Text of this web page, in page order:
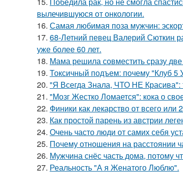
вылечившуюся от онкологии.
16. Самая любимая поза мужчин:
17. 68-Летний певец Валерий Сюткин
уже более 60 лет.
18. Мама решила совместить сразу
19. Токсичный подъем: почему "Клуб 5
20. "Я Всегда Знала, ЧТО НЕ Красива":
21. "Мозг Жестко Ломается": кока о
22. Финики как лекарство от всего или
23. Как простой парень из австрии
24. Очень часто люди от самих себя
25. Почему отношения на расстоянии
26. Мужчина снёс часть дома, потому
27. Реальность "А я Женатого Люблю".